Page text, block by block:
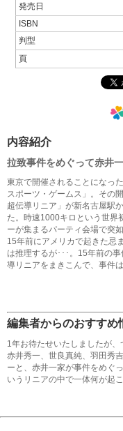
発売日
ISBN
判型
頁
内容紹介
拉致事件をめぐって赤井
東京で開催されることになっ
スポーツ・ゲームス」。その
超伝導リニア」が新名古屋駅
た。時速1000キロという世界
ーが集まるパーティ会場で突
15年前にアメリカで起きた忌
は推理するが･･･。15年前の
導リニアをまきこんで、事件
編集者からのおすすめ
1年お待たせいたしましたが
赤井秀一、世良真純、羽田秀
ーと、赤井一家が事件をめぐ
いうリニアの中で一体何が起